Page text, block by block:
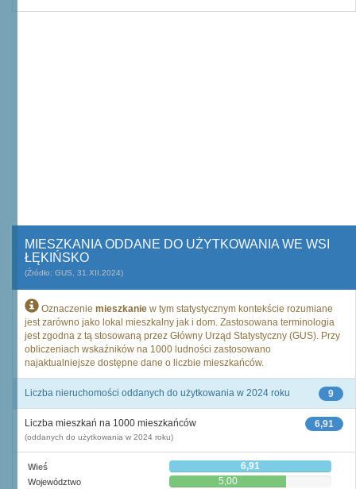
MIESZKANIA ODDANE DO UŻYTKOWANIA WE WSI
ŁĘKIŃSKO
(Źródło: GUS, 31.XII.2024)
Oznaczenie mieszkanie w tym statystycznym kontekście rozumiane
jest zarówno jako lokal mieszkalny jak i dom. Zastosowana terminologia
jest zgodna z tą stosowaną przez Główny Urząd Statystyczny (GUS). Przy
obliczeniach wskaźników na 1000 ludności zastosowano
najaktualniejsze dostępne dane o liczbie mieszkańców.
9
Liczba nieruchomości oddanych do użytkowania w 2024 roku
6,91
Liczba mieszkań na 1000 mieszkańców
(oddanych do użytkowania w 2024 roku)
Wieś 6,91
Województwo 5,00